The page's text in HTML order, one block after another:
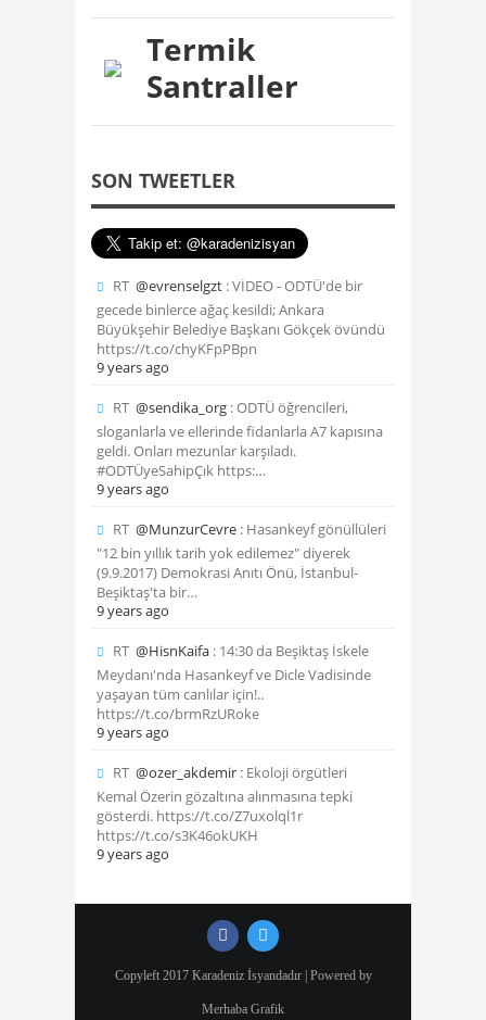
Termik
Santraller
SON TWEETLER
RT @evrenselgzt : VİDEO - ODTÜ'de bir
gecede binlerce ağaç kesildi; Ankara
Büyükşehir Belediye Başkanı Gökçek övündü
https://t.co/chyKFpPBpn
9 years ago
RT @sendika_org : ODTÜ öğrencileri,
sloganlarla ve ellerinde fidanlarla A7 kapısına
geldi. Onları mezunlar karşıladı.
#ODTÜyeSahipÇık https:…
9 years ago
RT @MunzurCevre : Hasankeyf gönüllüleri
"12 bin yıllık tarih yok edilemez" diyerek
(9.9.2017) Demokrasi Anıtı Önü, İstanbul-
Beşiktaş'ta bir…
9 years ago
RT @HisnKaifa : 14:30 da Beşiktaş İskele
Meydanı'nda Hasankeyf ve Dicle Vadisinde
yaşayan tüm canlılar için!..
https://t.co/brmRzURoke
9 years ago
RT @ozer_akdemir : Ekoloji örgütleri
Kemal Özerin gözaltına alınmasına tepki
gösterdi. https://t.co/Z7uxolql1r
https://t.co/s3K46okUKH
9 years ago
Copyleft 2017 Karadeniz İsyandadır | Powered by
Merhaba Grafik